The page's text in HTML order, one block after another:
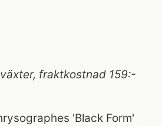
fraktkostnad 159:-
'Black Form'